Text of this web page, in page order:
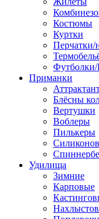
Костюмы
Куртки
Перчатки/
Приманки
Блёсны
Вертушки
Воблеры
Пилькеры
Удилища
Зимние
Карповые